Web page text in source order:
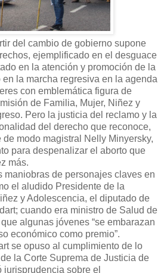
del cambio de gobierno supone
ejemplificado en el desguace
en la atención y promoción de la
la marcha regresiva en la agenda
con emblemática figura de
de Familia, Mujer, Niñez y
Pero la justicia del reclamo y la
del derecho que reconoce,
modo magistral Nelly Minyersky,
para despenalizar el aborto que
más.
maniobras de personajes claves en
el aludido Presidente de la
y Adolescencia, el diputado de
cuando era ministro de Salud de
algunas jóvenes “se embarazan
económico como premio”.
se opuso al cumplimiento de lo
la Corte Suprema de Justicia de
jurisprudencia sobre el